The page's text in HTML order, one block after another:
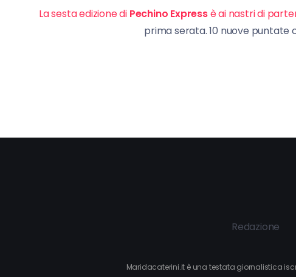
La sesta edizione di Pechino Expressè ai nastri di
prima serata. 10 nuove
Redazione
Maridacaterini.it è una testata giornalistica